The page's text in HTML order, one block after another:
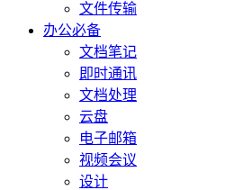
文件传输
办公必备
文档笔记
即时通讯
文档处理
云盘
电子邮箱
视频会议
设计